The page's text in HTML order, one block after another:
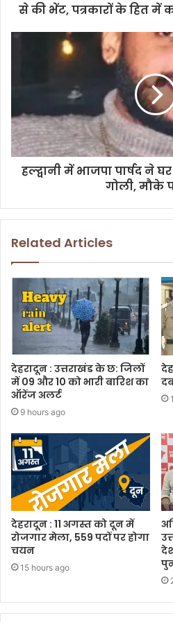
से की भेंट, पत्रकारों के हित में
हल्द्वानी में भाजपा पार्षद ने
गोली, मौके
Related Articles
देहरादून : उत्तराखंड के छ: जिलों
में 09 और 10 को भारी बारिश का
ऑरेंज अलर्ट
9 hours ago
देहरादून : 11 अगस्त को दून में
रोजगार मेला, 559 पदों पर होगा
चयन
15 hours ago